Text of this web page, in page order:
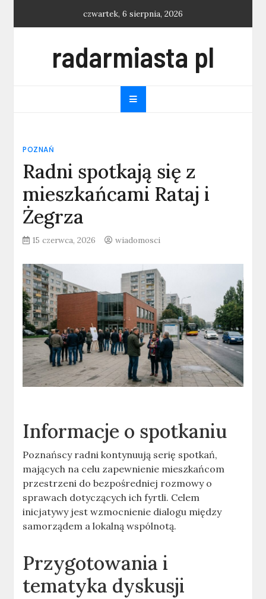
czwartek, 6 sierpnia, 2026
radarmiasta pl
POZNAŃ
Radni spotkają się z
mieszkańcami Rataj i
Żegrza
15 czerwca, 2026 wiadomosci
Informacje o spotkaniu
Poznańscy radni kontynuują serię spotkań,
mających na celu zapewnienie mieszkańcom
przestrzeni do bezpośredniej rozmowy o
sprawach dotyczących ich fyrtli. Celem
inicjatywy jest wzmocnienie dialogu między
samorządem a lokalną wspólnotą.
Przygotowania i
tematyka dyskusji